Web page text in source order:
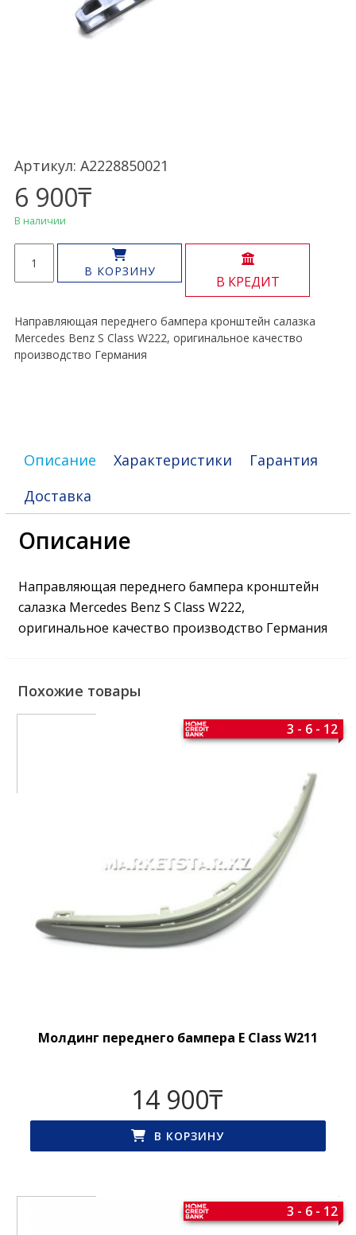
Артикул: A2228850021
6 900₸
В наличии
товара
Кронштейн
бампера
S
Class
В КОРЗИНУ
В КРЕДИТ
Направляющая переднего бампера кронштейн салазка
Mercedes Benz S Class W222, оригинальное качество
производство Германия
Описание Характеристики
Гарантия
Доставка
Описание
Направляющая переднего бампера кронштейн
салазка Mercedes Benz S Class W222,
оригинальное качество производство Германия
Похожие товары
Молдинг переднего бампера E Class W211
3 - 6 - 12
14 900₸
В КОРЗИНУ
3 - 6 - 12